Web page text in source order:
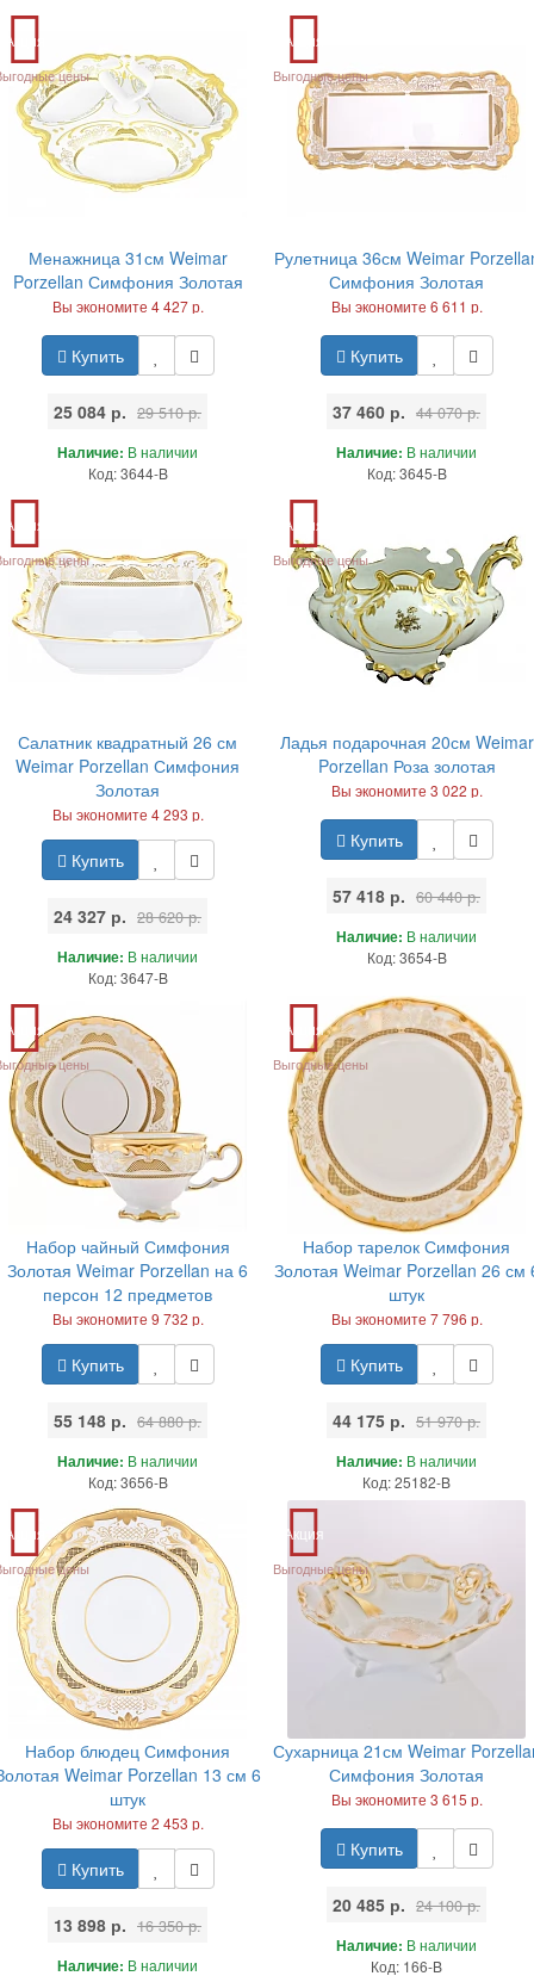
Акция
цены
Менажница 31см Weimar
Porzellan Симфония Золотая
Вы экономите 4 427 р.
Купить
25 084 р. 29 510 р.
Наличие: В наличии
Код: 3644-B
Акция
Выгодные цены
Рулетница 36см Weimar
Симфония Золотая
Вы экономите 6 611 р.
Купить
37 460 р. 44 070 р.
Наличие: В наличии
Код: 3645-B
Акция
цены
Салатник квадратный 26 см
Weimar Porzellan Симфония
Золотая
Вы экономите 4 293 р.
Купить
24 327 р. 28 620 р.
Наличие: В наличии
Код: 3647-B
Акция
Выгодные цены
Ладья подарочная 20см Weimar
Porzellan Роза золотая
Вы экономите 3 022 р.
Купить
57 418 р. 60 440 р.
Наличие: В наличии
Код: 3654-B
Акция
цены
Набор чайный Симфония
Золотая Weimar Porzellan на 6
персон 12 предметов
Вы экономите 9 732 р.
Купить
55 148 р. 64 880 р.
Наличие: В наличии
Код: 3656-B
Акция
Выгодные цены
Набор тарелок Симфония
Золотая Weimar Porzellan 26 см
штук
Вы экономите 7 796 р.
Купить
44 175 р. 51 970 р.
Наличие: В наличии
Код: 25182-B
Акция
цены
Набор блюдец Симфония
Weimar Porzellan 13 см 6
штук
Вы экономите 2 453 р.
Купить
13 898 р. 16 350 р.
Наличие: В наличии
Акция
Выгодные цены
Сухарница 21см Weimar
Симфония Золотая
Вы экономите 3 615 р.
Купить
20 485 р. 24 100 р.
Наличие: В наличии
Код: 166-B